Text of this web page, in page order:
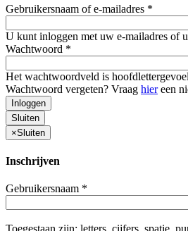
Gebruikersnaam of e-mailadres *
U kunt inloggen met uw e-mailadres of
Wachtwoord *
Het wachtwoordveld is
Wachtwoord vergeten? Vraag hiereen
Inloggen
Sluiten
×Sluiten
Inschrijven
Gebruikersnaam *
Toegestaan zijn: letters, cijfers, spatie,